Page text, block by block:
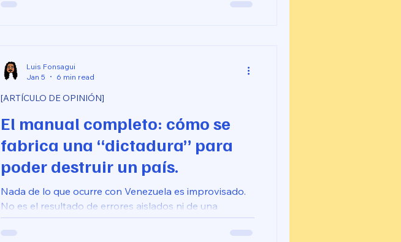
acontecimientos geopolíticos.
El manual completo: cómo se
fabrica una “dictadura” para
poder destruir un país.
Nada de lo que ocurre con Venezuela es improvisado.
No es el resultado de errores aislados ni de una
supuesta deriva autoritaria espontánea. Es la
aplicación sistemática de un manual de
[ARTÍCULO DE OPINIÓN]
Luis Fonsagui
Jan 5
6 min read